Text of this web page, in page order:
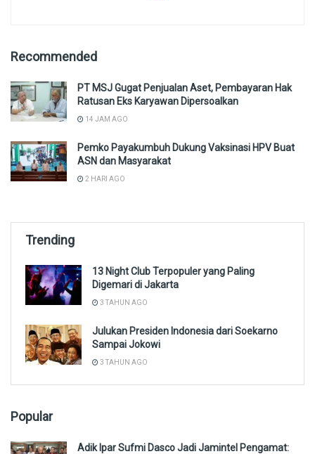
Recommended
PT MSJ Gugat Penjualan Aset, Pembayaran Hak
Ratusan Eks Karyawan Dipersoalkan
14 JAM AGO
Pemko Payakumbuh Dukung Vaksinasi HPV Buat
ASN dan Masyarakat
2 HARI AGO
Trending
13 Night Club Terpopuler yang Paling
Digemari di Jakarta
3 TAHUN AGO
Julukan Presiden Indonesia dari Soekarno
Sampai Jokowi
3 TAHUN AGO
Popular
Adik Ipar Sufmi Dasco Jadi Jamintel Pengamat: